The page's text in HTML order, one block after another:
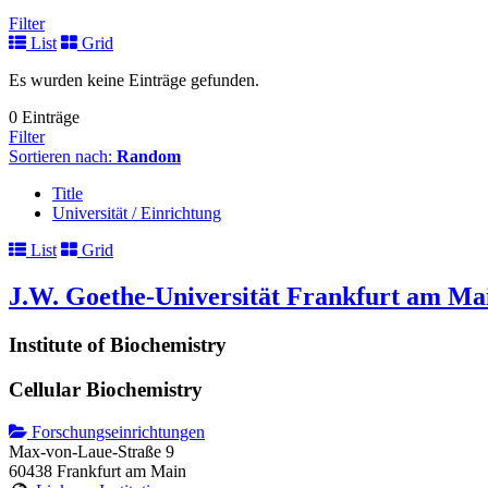
Filter
List
Grid
Es wurden keine Einträge gefunden.
0 Einträge
Filter
Sortieren nach: Random
Title
Universität / Einrichtung
List
Grid
J.W. Goethe-Universität Frankfurt am
Institute of Biochemistry
Cellular Biochemistry
Forschungseinrichtungen
Max-von-Laue-Straße 9
60438 Frankfurt am Main